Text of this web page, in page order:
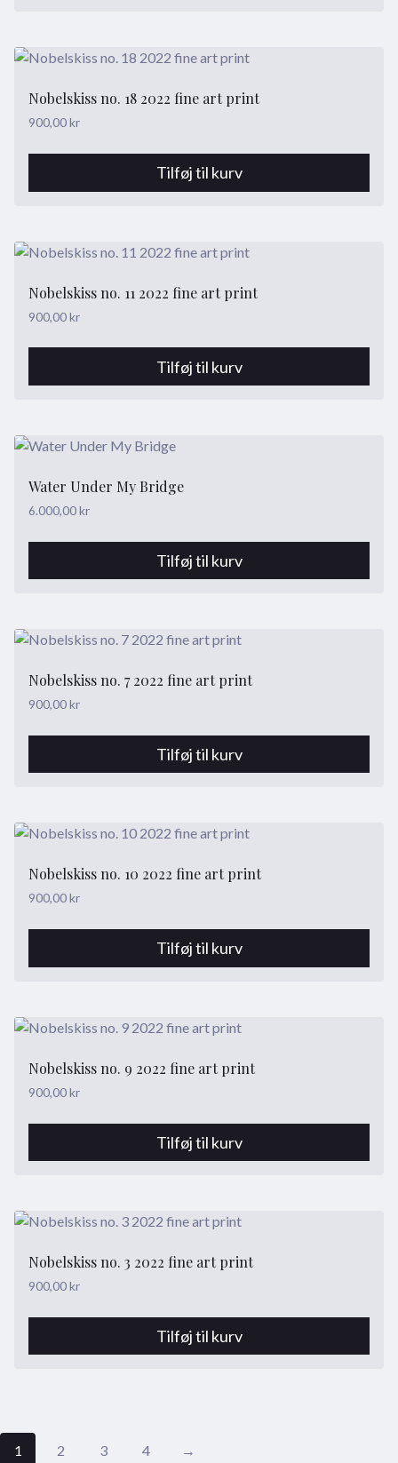
Nobelskiss no. 18 2022 fine art print
900,00kr
Tilføj til kurv
Nobelskiss no. 11 2022 fine art print
900,00kr
Tilføj til kurv
Water Under My Bridge
6.000,00kr
Tilføj til kurv
Nobelskiss no. 7 2022 fine art print
900,00kr
Tilføj til kurv
Nobelskiss no. 10 2022 fine art print
900,00kr
Tilføj til kurv
Nobelskiss no. 9 2022 fine art print
900,00kr
Tilføj til kurv
Nobelskiss no. 3 2022 fine art print
900,00kr
Tilføj til kurv
1 2 3 4 →